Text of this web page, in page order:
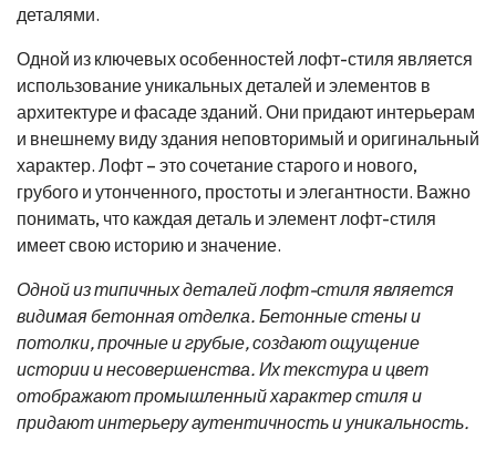
деталями.
Одной из ключевых особенностей лофт-стиля является
использование уникальных деталей и элементов в
архитектуре и фасаде зданий. Они придают интерьерам
и внешнему виду здания неповторимый и оригинальный
характер. Лофт – это сочетание старого и нового,
грубого и утонченного, простоты и элегантности. Важно
понимать, что каждая деталь и элемент лофт-стиля
имеет свою историю и значение.
Одной из типичных деталей лофт-стиля является
видимая бетонная отделка. Бетонные стены и
потолки, прочные и грубые, создают ощущение
истории и несовершенства. Их текстура и цвет
отображают промышленный характер стиля и
придают интерьеру аутентичность и уникальность.